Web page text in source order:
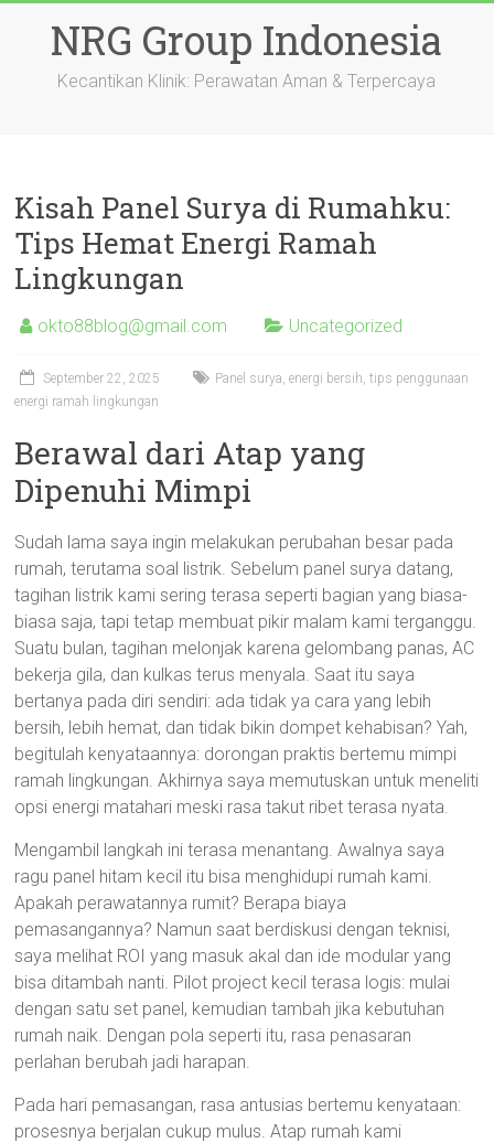
contentNRG Group Indonesia
Kecantikan Klinik: Perawatan Aman & Terpercaya
Kisah Panel Surya di Rumahku:
Tips Hemat Energi Ramah
Lingkungan
okto88blog@gmail.com Uncategorized
September 22, 2025
Panel surya, energi bersih, tips penggunaan
energi ramah lingkungan
Berawal dari Atap yang
Dipenuhi Mimpi
Sudah lama saya ingin melakukan perubahan besar pada
rumah, terutama soal listrik. Sebelum panel surya datang,
tagihan listrik kami sering terasa seperti bagian yang biasa-
biasa saja, tapi tetap membuat pikir malam kami terganggu.
Suatu bulan, tagihan melonjak karena gelombang panas, AC
bekerja gila, dan kulkas terus menyala. Saat itu saya
bertanya pada diri sendiri: ada tidak ya cara yang lebih
bersih, lebih hemat, dan tidak bikin dompet kehabisan? Yah,
begitulah kenyataannya: dorongan praktis bertemu mimpi
ramah lingkungan. Akhirnya saya memutuskan untuk meneliti
opsi energi matahari meski rasa takut ribet terasa nyata.
Mengambil langkah ini terasa menantang. Awalnya saya
ragu panel hitam kecil itu bisa menghidupi rumah kami.
Apakah perawatannya rumit? Berapa biaya
pemasangannya? Namun saat berdiskusi dengan teknisi,
saya melihat ROI yang masuk akal dan ide modular yang
bisa ditambah nanti. Pilot project kecil terasa logis: mulai
dengan satu set panel, kemudian tambah jika kebutuhan
rumah naik. Dengan pola seperti itu, rasa penasaran
perlahan berubah jadi harapan.
Pada hari pemasangan, rasa antusias bertemu kenyataan:
prosesnya berjalan cukup mulus. Atap rumah kami